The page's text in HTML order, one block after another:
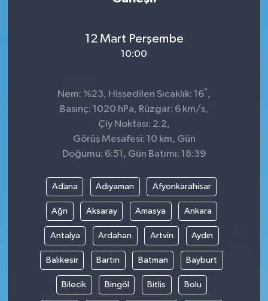
12 Mart Perşembe
10:00
Nem: %23, Hissedilen Sıcaklık: 16° ,
Basınç: 1020 hPa, Rüzgar: 6 km/s,
Çiy Noktası: 2.2,
Görüş Mesafesi: 10 km, Gün
Doğumu: 6:51, Gün Batımı: 18:39
Adana Adıyaman Afyonkarahisar
Ağrı Aksaray Amasya Ankara
Antalya Ardahan Artvin Aydın
Balıkesir Bartın Batman Bayburt
Bilecik Bingöl Bitlis Bolu